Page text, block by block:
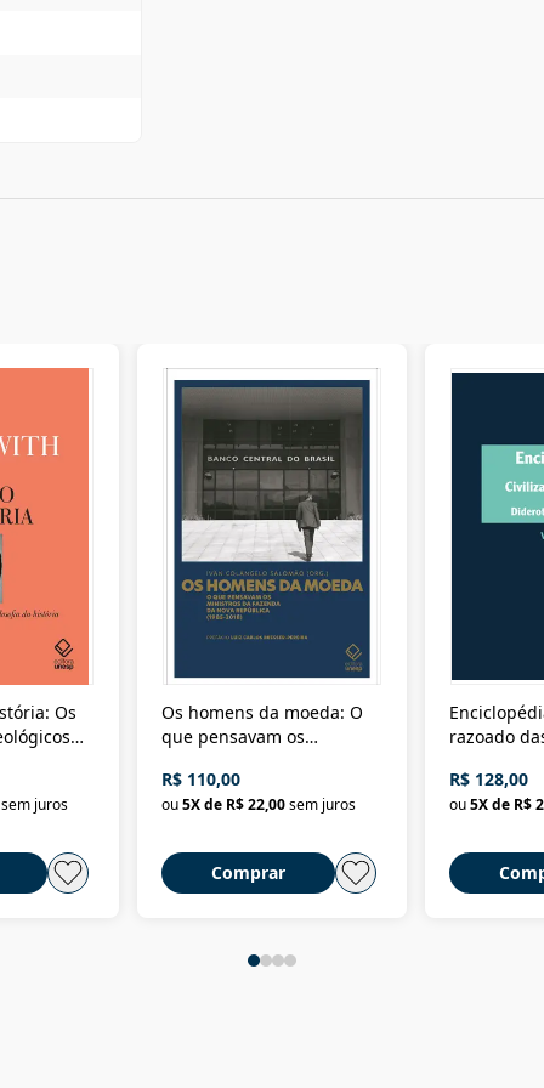
Os
sem juros
Os homens da moeda: O
que pensavam os
Nova República (1985-
2018)
R$ 110,00
ou5X de R$ 22,00sem juros
Comprar
razoado
Civilização
R$ 128,00
ou5X de R$